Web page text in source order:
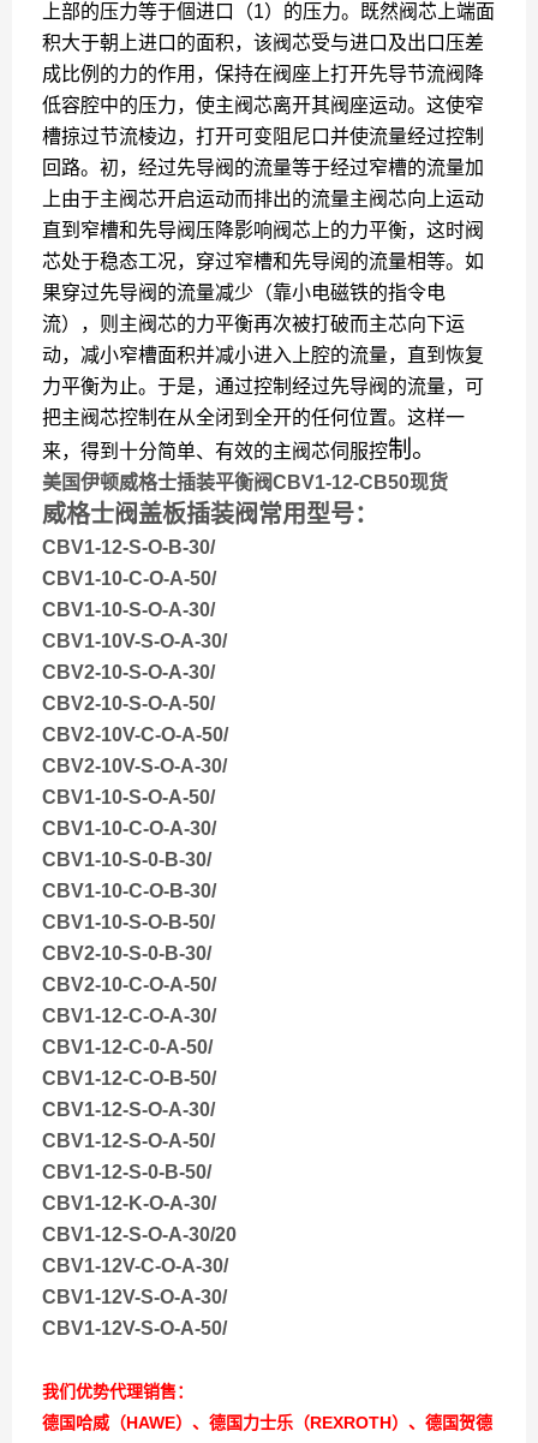
上部的压力等于個进口（1）的压力。既然阀芯上端面
积大于朝上进口的面积，该阀芯受与进口及出口压差
成比例的力的作用，保持在阀座上打开先导节流阀降
低容腔中的压力，使主阀芯离开其阀座运动。这使窄
槽掠过节流棱边，打开可变阻尼口并使流量经过控制
回路。初，经过先导阀的流量等于经过窄槽的流量加
上由于主阀芯开启运动而排出的流量主阀芯向上运动
直到窄槽和先导阀压降影响阀芯上的力平衡，这时阀
芯处于稳态工况，穿过窄槽和先导阅的流量相等。如
果穿过先导阀的流量减少（靠小电磁铁的指令电
流），则主阀芯的力平衡再次被打破而主芯向下运
动，减小窄槽面积并减小进入上腔的流量，直到恢复
力平衡为止。于是，通过控制经过先导阀的流量，可
把主阀芯控制在从全闭到全开的任何位置。这样一
来，得到十分简单、有效的主阀芯伺服控制。
美国伊顿威格士插装平衡阀CBV1-12-CB50现货
威格士阀盖板插装阀常用型号：
CBV1-12-S-O-B-30/
CBV1-10-C-O-A-50/
CBV1-10-S-O-A-30/
CBV1-10V-S-O-A-30/
CBV2-10-S-O-A-30/
CBV2-10-S-O-A-50/
CBV2-10V-C-O-A-50/
CBV2-10V-S-O-A-30/
CBV1-10-S-O-A-50/
CBV1-10-C-O-A-30/
CBV1-10-S-0-B-30/
CBV1-10-C-O-B-30/
CBV1-10-S-O-B-50/
CBV2-10-S-0-B-30/
CBV2-10-C-O-A-50/
CBV1-12-C-O-A-30/
CBV1-12-C-0-A-50/
CBV1-12-C-O-B-50/
CBV1-12-S-O-A-30/
CBV1-12-S-O-A-50/
CBV1-12-S-0-B-50/
CBV1-12-K-O-A-30/
CBV1-12-S-O-A-30/20
CBV1-12V-C-O-A-30/
CBV1-12V-S-O-A-30/
CBV1-12V-S-O-A-50/
我们优势代理销售：
德国哈威（HAWE）、德国力士乐（REXROTH）、德国贺德